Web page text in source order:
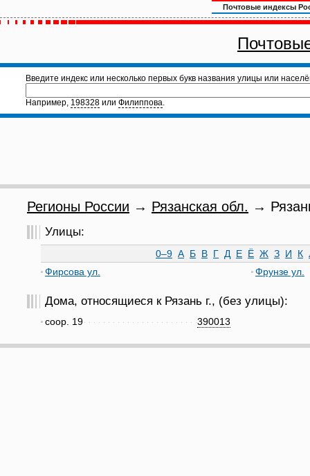
Почтовые индексы
Введите индекс или несколько первых букв названия улицы или
Например, 198328 или Филиппова.
Регионы России → Рязанская обл. →
Улицы:
0–9 А Б В Г Д Е Ё Ж З И К
Фирсова ул.
Фрунзе ул.
Дома, относящиеся к Рязань г., (без улицы):
390013
соор. 19